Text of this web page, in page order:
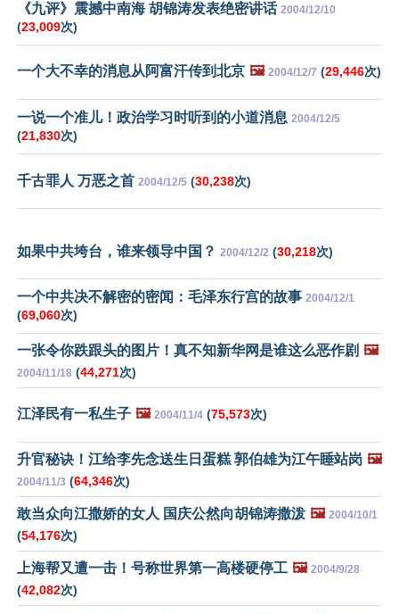
《九评》震撼中南海 胡锦涛发表绝密讲话 2004/12/10
(23,009次)
一个大不幸的消息从阿富汗传到北京 🖼️ 2004/12/7 (29,446次)
一说一个准儿！政治学习时听到的小道消息 2004/12/5
(21,830次)
千古罪人 万恶之首 2004/12/5 (30,238次)
如果中共垮台，谁来领导中国？ 2004/12/2 (30,218次)
一个中共决不解密的密闻：毛泽东行宫的故事 2004/12/1
(69,060次)
一张令你跌跟头的图片！真不知新华网是谁这么恶作剧 🖼️
2004/11/18 (44,271次)
江泽民有一私生子 🖼️ 2004/11/4 (75,573次)
升官秘诀！江给李先念送生日蛋糕 郭伯雄为江午睡站岗 🖼️
2004/11/3 (64,346次)
敢当众向江撒娇的女人 国庆公然向胡锦涛撒泼 🖼️ 2004/10/1
(54,176次)
上海帮又遭一击！号称世界第一高楼硬停工 🖼️ 2004/9/28
(42,082次)